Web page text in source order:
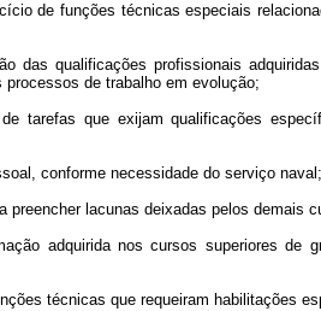
de funções técnicas especiais
das qualificações profissionais
de trabalho em evolução;
tarefas que exijam qualificações
conforme necessidade do serviço naval;
lacunas deixadas pelos demais
adquirida nos cursos superiores
técnicas que requeiram habilitações